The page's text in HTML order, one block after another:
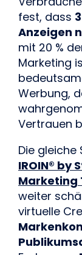
fest, dass
Anzeigen
mit 20 %
Marketing
Werbung,
Vertrauen
Die gleiche
IROIN® by
Marketing
weiter
virtuelle